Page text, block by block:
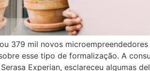
379 mil novos
esse tipo de formalização. A
Experian, esclareceu algumas